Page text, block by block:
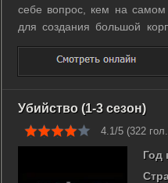
себе вопрос, кем на
для создания большой
торговому агенту,
подозрение, что смерть
её первого мужа... ...
Убийство (1-3 сезон)
4.1/5 (322
Год